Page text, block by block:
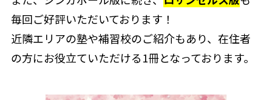
毎回ご好評いただいております！
近隣エリアの塾や補習校のご紹介もあり、在住者
の方にお役立ていただける1冊となっております。